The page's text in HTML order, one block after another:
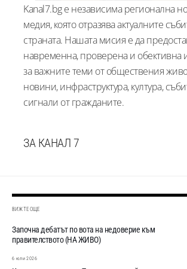
Kanal7.bg е независима регионална
медия, която отразява актуалните
страната. Нашата мисия е да
навременна, проверена и
за важните теми от обществения
новини, инфраструктура, култура,
сигнали от гражданите.
ЗА КАНАЛ 7
ВИЖТЕ ОЩЕ
Започна дебатът по вота на недоверие към
правителството (НА ЖИВО)
6 юли 2026